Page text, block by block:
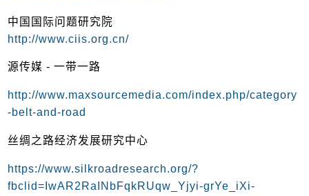
中国国际问题研究院
http://www.ciis.org.cn/
源传媒 - 一带一路
http://www.maxsourcemedia.com/index.php/category
-belt-and-road
丝绸之路经济发展研究中心
https://www.silkroadresearch.org/?
fbclid=IwAR2RaINbFqkRUqw_Yjyi-grYe_iXi-